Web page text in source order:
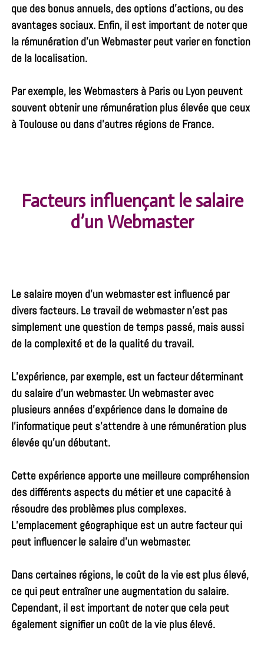
que des bonus annuels, des options d’actions, ou des
avantages sociaux. Enfin, il est important de noter que
la rémunération d’un Webmaster peut varier en fonction
de la localisation.
Par exemple, les Webmasters à Paris ou Lyon peuvent
souvent obtenir une rémunération plus élevée que ceux
à Toulouse ou dans d’autres régions de France.
Facteurs influençant le salaire
d’un Webmaster
Le salaire moyen d’un webmaster est influencé par
divers facteurs. Le travail de webmaster n’est pas
simplement une question de temps passé, mais aussi
de la complexité et de la qualité du travail.
L’expérience, par exemple, est un facteur déterminant
du salaire d’un webmaster. Un webmaster avec
plusieurs années d’expérience dans le domaine de
l’informatique peut s’attendre à une rémunération plus
élevée qu’un débutant.
Cette expérience apporte une meilleure compréhension
des différents aspects du métier et une capacité à
résoudre des problèmes plus complexes.
L’emplacement géographique est un autre facteur qui
peut influencer le salaire d’un webmaster.
Dans certaines régions, le coût de la vie est plus élevé,
ce qui peut entraîner une augmentation du salaire.
Cependant, il est important de noter que cela peut
également signifier un coût de la vie plus élevé.